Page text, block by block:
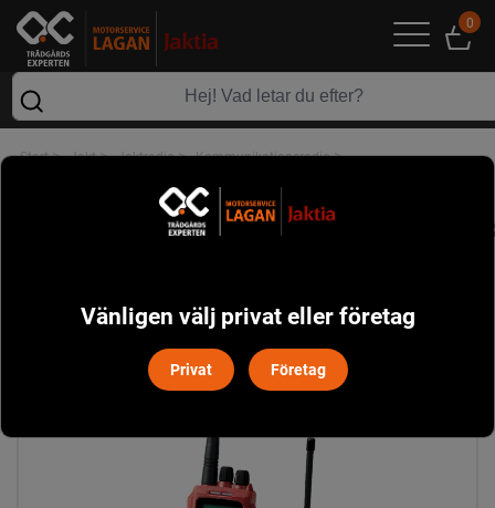
0
Start> Jakt> Jaktradio> Kommunikationsradio>
Vänligen välj privat eller företag
Privat Företag